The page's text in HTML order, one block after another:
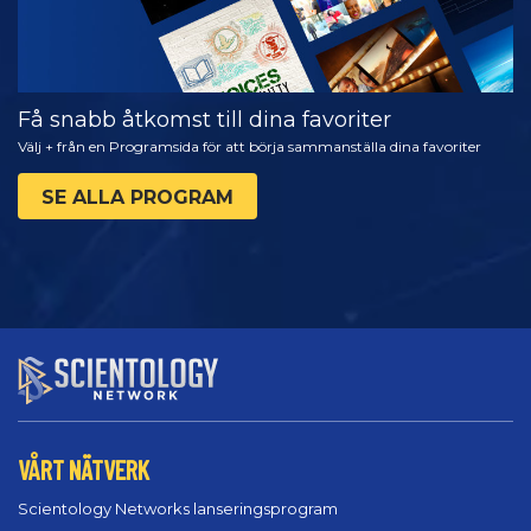
Få snabb åtkomst till dina favoriter
Välj + från en Programsida för att börja sammanställa dina favoriter
SE ALLA PROGRAM
VÅRT NÄTVERK
Scientology Networks lanseringsprogram